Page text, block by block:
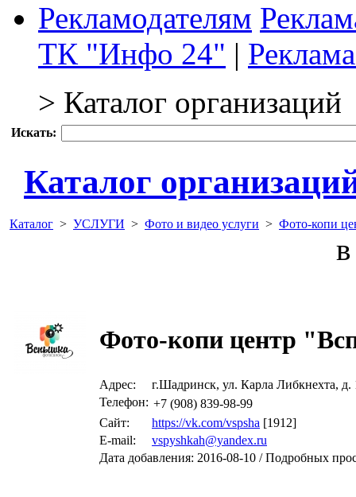
Рекламодателям
ТК "Инфо 24" |
> Каталог организаций
Искать:
Каталог
Каталог > УСЛУГИ > Фото и видео услуги > Фото-копи
Фото-копи центр
Адрес:
г.Шадринск, ул. Карла Либкнехта, д.
Телефон: +7 (908) 839-98-99
Сайт:
https://vk.com/vspsha [1912]
E-mail:
vspyshkah@yandex.ru
Дата добавления: 2016-08-10 / Подробных